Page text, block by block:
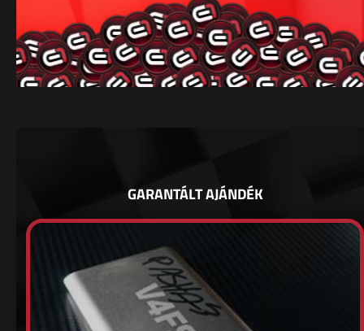
GARANTÁLT AJÁNDÉK